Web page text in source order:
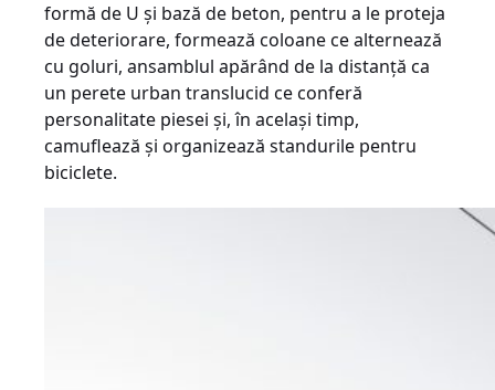
formă de U și bază de beton, pentru a le proteja
de deteriorare, formează coloane ce alternează
cu goluri, ansamblul apărând de la distanţă ca
un perete urban translucid ce conferă
personalitate piesei şi, în acelaşi timp,
camuflează şi organizează standurile pentru
biciclete.